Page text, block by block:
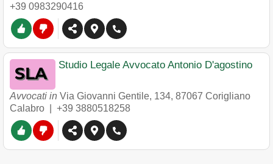
+39 0983290416
Studio Legale Avvocato Antonio D'agostino
Avvocati in Via Giovanni Gentile, 134, 87067 Corigliano
Calabro
+39 3880518258